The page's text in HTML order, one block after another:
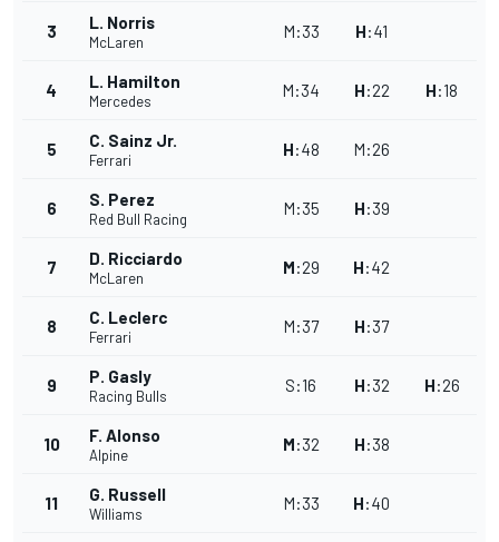
3 L. Norris
McLaren
M:33 H:41
4 L. Hamilton
Mercedes
M:34 H:22 H:18
5 C. Sainz Jr.
Ferrari
H:48 M:26
6 S. Perez
Red Bull Racing
M:35 H:39
7 D. Ricciardo
McLaren
M:29 H:42
8 C. Leclerc
Ferrari
M:37 H:37
9 P. Gasly
Racing Bulls
S:16 H:32 H:26
10 F. Alonso
Alpine
M:32 H:38
11 G. Russell
Williams
M:33 H:40